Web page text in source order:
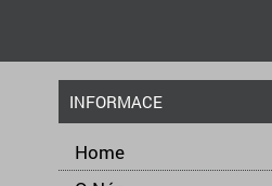
INFORMACE
Home